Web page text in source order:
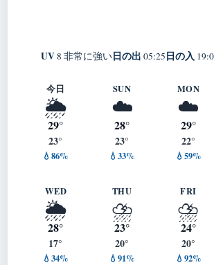
UV8 非常に強い日の出 05:25日の入
今日
🌦️
29°
23°
💧86%
SUN
☁️
28°
23°
💧33%
MON
☁️
29°
22°
💧59%
WED
🌦️
28°
17°
💧34%
THU
⛈️
23°
20°
💧91%
FRI
⛈️
24°
20°
💧92%